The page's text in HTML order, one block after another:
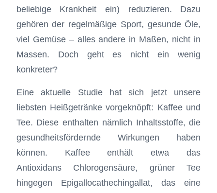
beliebige Krankheit ein) reduzieren. Dazu
gehören der regelmäßige Sport, gesunde Öle,
viel Gemüse – alles andere in Maßen, nicht in
Massen. Doch geht es nicht ein wenig
konkreter?
Eine aktuelle Studie hat sich jetzt unsere
liebsten Heißgetränke vorgeknöpft: Kaffee und
Tee. Diese enthalten nämlich Inhaltsstoffe, die
gesundheitsfördernde Wirkungen haben
können. Kaffee enthält etwa das
Antioxidans Chlorogensäure, grüner Tee
hingegen Epigallocathechingallat, das eine